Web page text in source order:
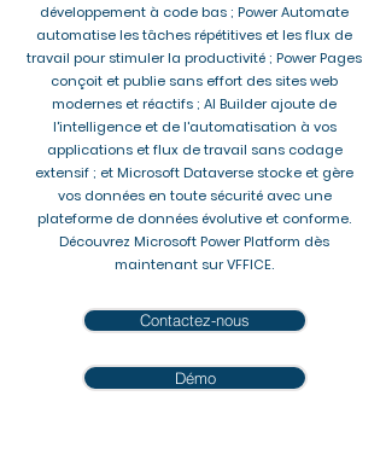
développement à code bas ; Power Automate
automatise les tâches répétitives et les flux de
travail pour stimuler la productivité ; Power Pages
conçoit et publie sans effort des sites web
modernes et réactifs ; AI Builder ajoute de
l'intelligence et de l'automatisation à vos
applications et flux de travail sans codage
extensif ; et Microsoft Dataverse stocke et gère
vos données en toute sécurité avec une
plateforme de données évolutive et conforme.
Découvrez Microsoft Power Platform dès
maintenant sur VFFICE.
Contactez-nous
Démo